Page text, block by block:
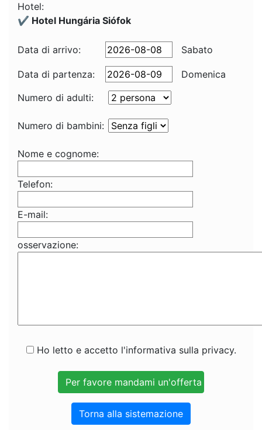
Hotel:
✔️ Hotel Hungária Siófok
Data di arrivo: Sabato
Data di partenza:
Domenica
Numero di adulti:
Numero di bambini:
Nome e cognome:
Telefon:
E-mail:
osservazione:
Ho letto e accetto l'informativa sulla privacy.
Torna alla sistemazione